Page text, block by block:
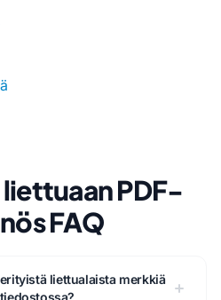
PDF-
FAQ
liettualaista merkkiä